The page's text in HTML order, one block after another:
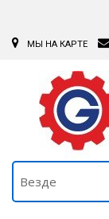
МЫ НА КАРТЕ